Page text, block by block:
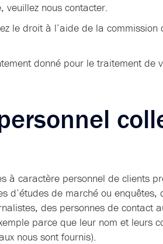
veuillez nous contacter.
le droit à l’aide de la
donné pour le traitement de
à caractère personnel de clients
d’études de marché ou
des personnes de contact
parce que leur nom et leurs
nous sont fournis).